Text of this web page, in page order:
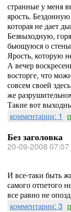
странные у меня
ярость.
которая не дает
Безвыходную,
бьющуюся о
Ярость, которую
А вечер
восторге, что
совсем своей
же
Такие вот
комментарии: 1
Без заголовка
20-09-2008 07:07
И все-таки быть
самого отпетого
все равно не
комментарии: 3